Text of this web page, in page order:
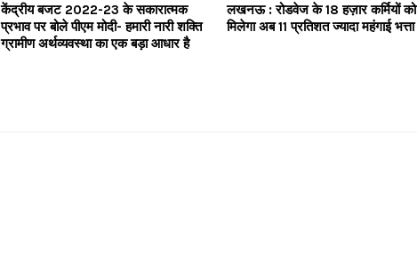
केंद्रीय बजट 2022-23 के सकारात्मक
प्रभाव पर बोले पीएम मोदी- हमारी नारी शक्ति
ग्रामीण अर्थव्यवस्था का एक बड़ा आधार है
लखनऊ : रोडवेज के 18 हज़ार कर्मियों को
मिलेगा अब 11 प्रतिशत ज्यादा महंगाई भत्ता